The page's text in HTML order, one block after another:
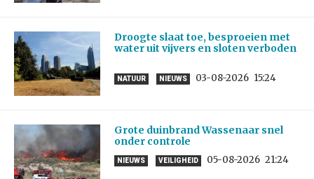
Droogte slaat toe, besproeien met
water uit vijvers en sloten verboden
NATUUR NIEUWS 03-08-2026 15:24
Grote duinbrand Wassenaar snel
onder controle
NIEUWS VEILIGHEID 05-08-2026 21:24